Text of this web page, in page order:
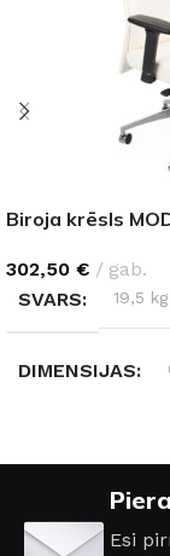
Biroja krēsls
302,50 €
gab.
SVARS
19,5 kg
DIMENSIJAS
Esi